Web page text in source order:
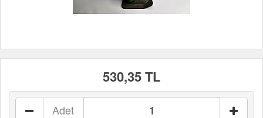
530,35 TL
Adet